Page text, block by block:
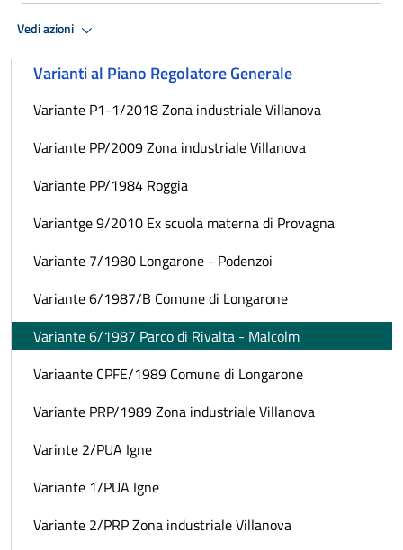
Vedi azioni
Varianti al Piano Regolatore Generale
Variante P1-1/2018 Zona industriale Villanova
Variante PP/2009 Zona industriale Villanova
Variante PP/1984 Roggia
Variantge 9/2010 Ex scuola materna di Provagna
Variante 7/1980 Longarone - Podenzoi
Variante 6/1987/B Comune di Longarone
Variante 6/1987 Parco di Rivalta - Malcolm
Variaante CPFE/1989 Comune di Longarone
Variante PRP/1989 Zona industriale Villanova
Varinte 2/PUA Igne
Variante 1/PUA Igne
Variante 2/PRP Zona industriale Villanova